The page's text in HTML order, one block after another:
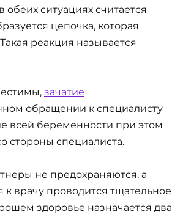
ситуациях считается
цепочка, которая
реакция называется
зачатие
обращении к специалисту
всей беременности при этом
стороны специалиста.
не предохраняются, а
врачу проводится тщательное
здоровье назначается два